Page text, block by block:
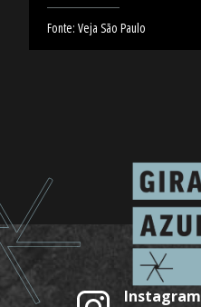
Fonte: Veja São Paulo
Instagram